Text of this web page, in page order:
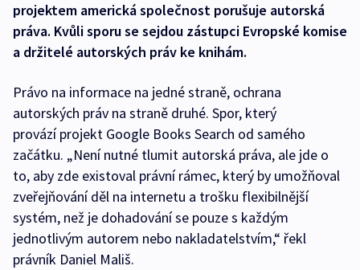
projektem americká společnost porušuje autorská
práva. Kvůli sporu se sejdou zástupci Evropské komise
a držitelé autorských práv ke knihám.
Právo na informace na jedné straně, ochrana
autorských práv na straně druhé. Spor, který
provází projekt Google Books Search od samého
začátku. „Není nutné tlumit autorská práva, ale jde o
to, aby zde existoval právní rámec, který by umožňoval
zveřejňování děl na internetu a trošku flexibilnější
systém, než je dohadování se pouze s každým
jednotlivým autorem nebo nakladatelstvím,“ řekl
právník Daniel Mališ.